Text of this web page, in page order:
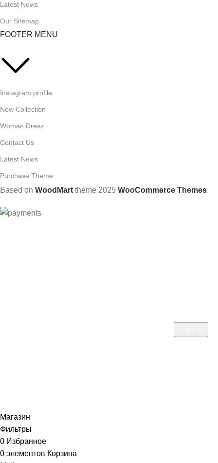
Latest News
Our Sitemap
FOOTER MENU
Instagram profile
New Collection
Woman Dress
Contact Us
Latest News
Purchase Theme
Based on WoodMart theme 2025 WooCommerce Themes.
Магазин
Фильтры
0 Избранное
0 элементов Корзина